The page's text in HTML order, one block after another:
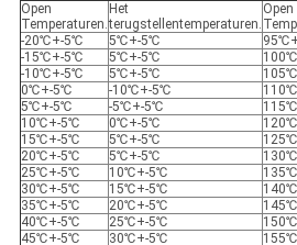
Open
Temperaturen.
Het
terugstellentemperaturen.
Open
-20℃+-5℃
5℃+-5℃
-15℃+-5℃
5℃+-5℃
-10℃+-5℃
5℃+-5℃
0℃+-5℃
-10℃+-5℃
5℃+-5℃
-5℃+-5℃
10℃+-5℃
0℃+-5℃
15℃+-5℃
5℃+-5℃
20℃+-5℃
5℃+-5℃
25℃+-5℃
10℃+-5℃
30℃+-5℃
15℃+-5℃
35℃+-5℃
20℃+-5℃
40℃+-5℃
25℃+-5℃
45℃+-5℃
30℃+-5℃